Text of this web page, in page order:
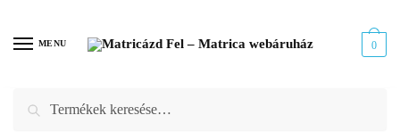
navigation
content
MENU 0
Kezdőlap / Webáruház / Kutya matrica